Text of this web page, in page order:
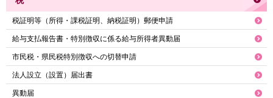
税証明等（所得・課税証明、納税証明）郵便申請
給与支払報告書・特別徴収に係る給与所得者異動届
市民税・県民税特別徴収への切替申請
法人設立（設置）届出書
異動届